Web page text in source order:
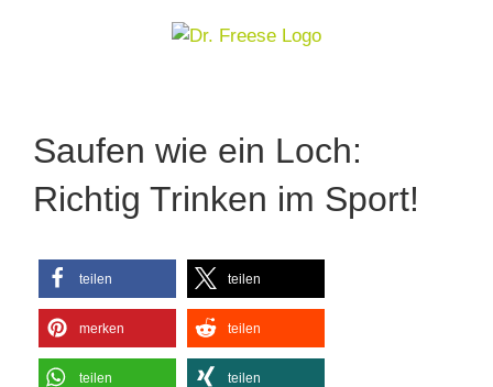
grösseres
Bild
Saufen wie ein Loch:
Richtig Trinken im Sport!
teilen teilen
merken teilen
teilen teilen